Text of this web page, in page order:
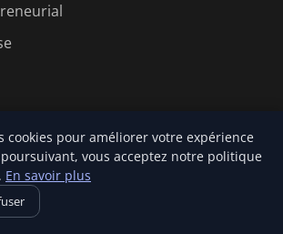
cookies pour améliorer votre expérience
vous acceptez notre politique
En savoir plus